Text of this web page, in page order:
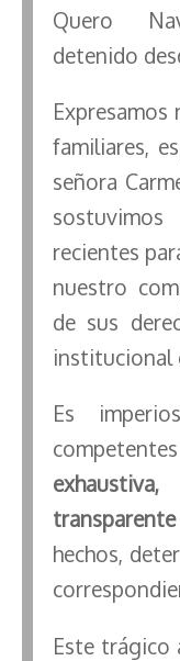
Quero
detenido
Expresamos
familiares,
señora
recientes
nuestro
de sus
institucional
Es
competentes
transparente
hechos,
Este trágico